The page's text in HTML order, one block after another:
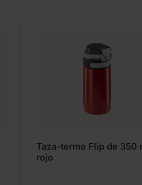
Taza-termo Flip de 350
rojo